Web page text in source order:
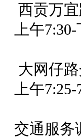
西贡万
上午
大网仔
上午7:25-
交通服务